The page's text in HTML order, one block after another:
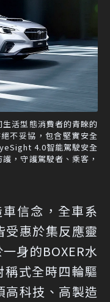
活型態消費者的青睞的
不妥協，包含堅實安全
4.0智能駕駛安全
，守護駕駛者、乘客，
信念，全車系
受惠於集反應靈
身的BOXER水
式全時四輪驅
高科技、高製造